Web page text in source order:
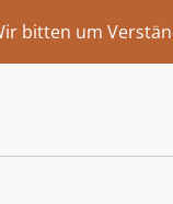
bitten um